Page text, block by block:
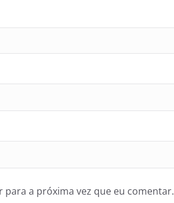
para a próxima vez que eu comentar.